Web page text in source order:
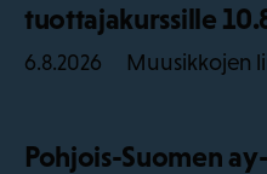
tuottajakurssille
6.8.2026 Muusikkojen
Pohjois-Suomen